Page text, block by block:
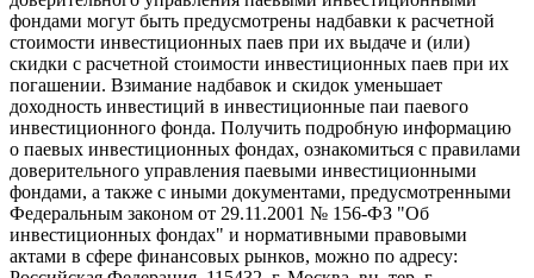
фондами могут быть предусмотрены надбавки к расчетной
стоимости инвестиционных паев при их выдаче и (или)
скидки с расчетной стоимости инвестиционных паев при их
погашении. Взимание надбавок и скидок уменьшает
доходность инвестиций в инвестиционные паи паевого
инвестиционного фонда. Получить подробную информацию
о паевых инвестиционных фондах, ознакомиться с правилами
доверительного управления паевыми инвестиционными
фондами, а также с иными документами, предусмотренными
Федеральным законом от 29.11.2001 № 156-ФЗ "Об
инвестиционных фондах" и нормативными правовыми
актами в сфере финансовых рынков, можно по адресу: